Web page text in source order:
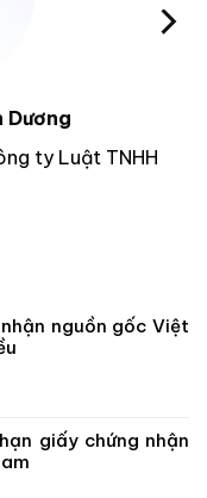
Dương
ty Luật TNHH
nguồn gốc Việt
giấy chứng nhận